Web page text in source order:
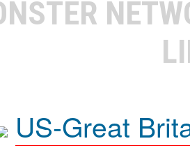
US-Great